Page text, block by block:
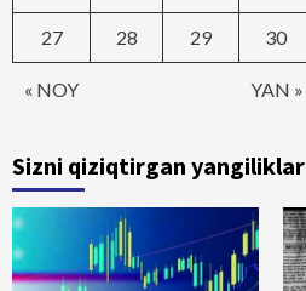
« NOY YAN »
27 28 29 30
Sizni qiziqtirgan yangiliklar